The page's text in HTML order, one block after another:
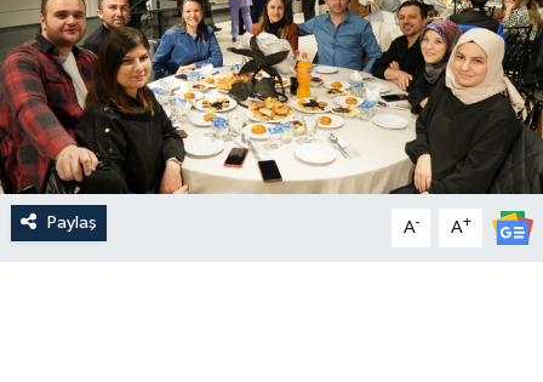
Paylaş A- A+